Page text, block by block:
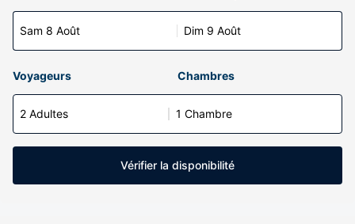
Sam 8 Août Dim 9 Août
Voyageurs Chambres
2 Adultes 1 Chambre
Vérifier la disponibilité